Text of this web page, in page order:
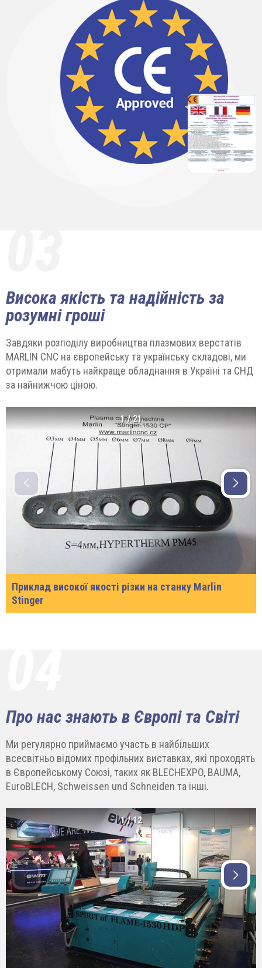
Приклад високої якості різки на станку Marlin
Stinger
1/21
Висока якість та надійність за
розумні гроші
Завдяки розподілу виробництва плазмових верстатів
MARLIN CNC на європейську та українську складові, ми
отримали мабуть найкраще обладнання в Україні та СНД
за найнижчою ціною.
Про нас знають в Європі та Світі
Ми регулярно приймаємо участь в найбільших
всесвітньо відомих профільних виставках, які проходять
в Європейському Союзі, таких як BLECHEXPO, BAUMA,
EuroBLECH, Schweissen und Schneiden та інші.
1/12